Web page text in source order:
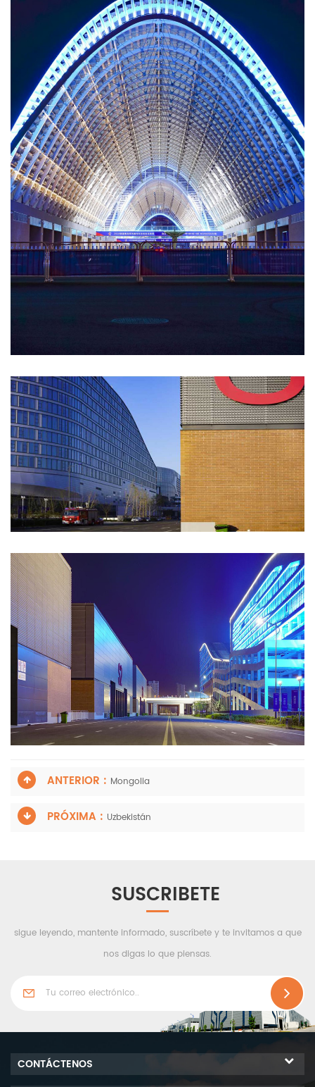
ANTERIOR : Mongolia
PRÓXIMA : Uzbekistán
SUSCRIBETE
sigue leyendo, mantente informado, suscríbete y te invitamos a que
nos digas lo que piensas.
CONTÁCTENOS